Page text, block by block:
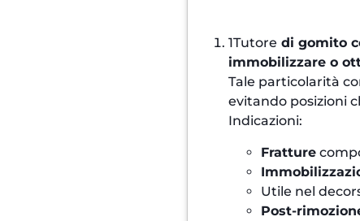
1Tutore di gomito
immobilizzare o
Tale particolarità
evitando posizioni
Indicazioni:
Fratture
Utile nel
Post-